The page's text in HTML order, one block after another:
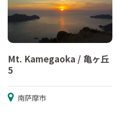
Mt. Kamegaoka / 亀ヶ丘
5
南萨摩市